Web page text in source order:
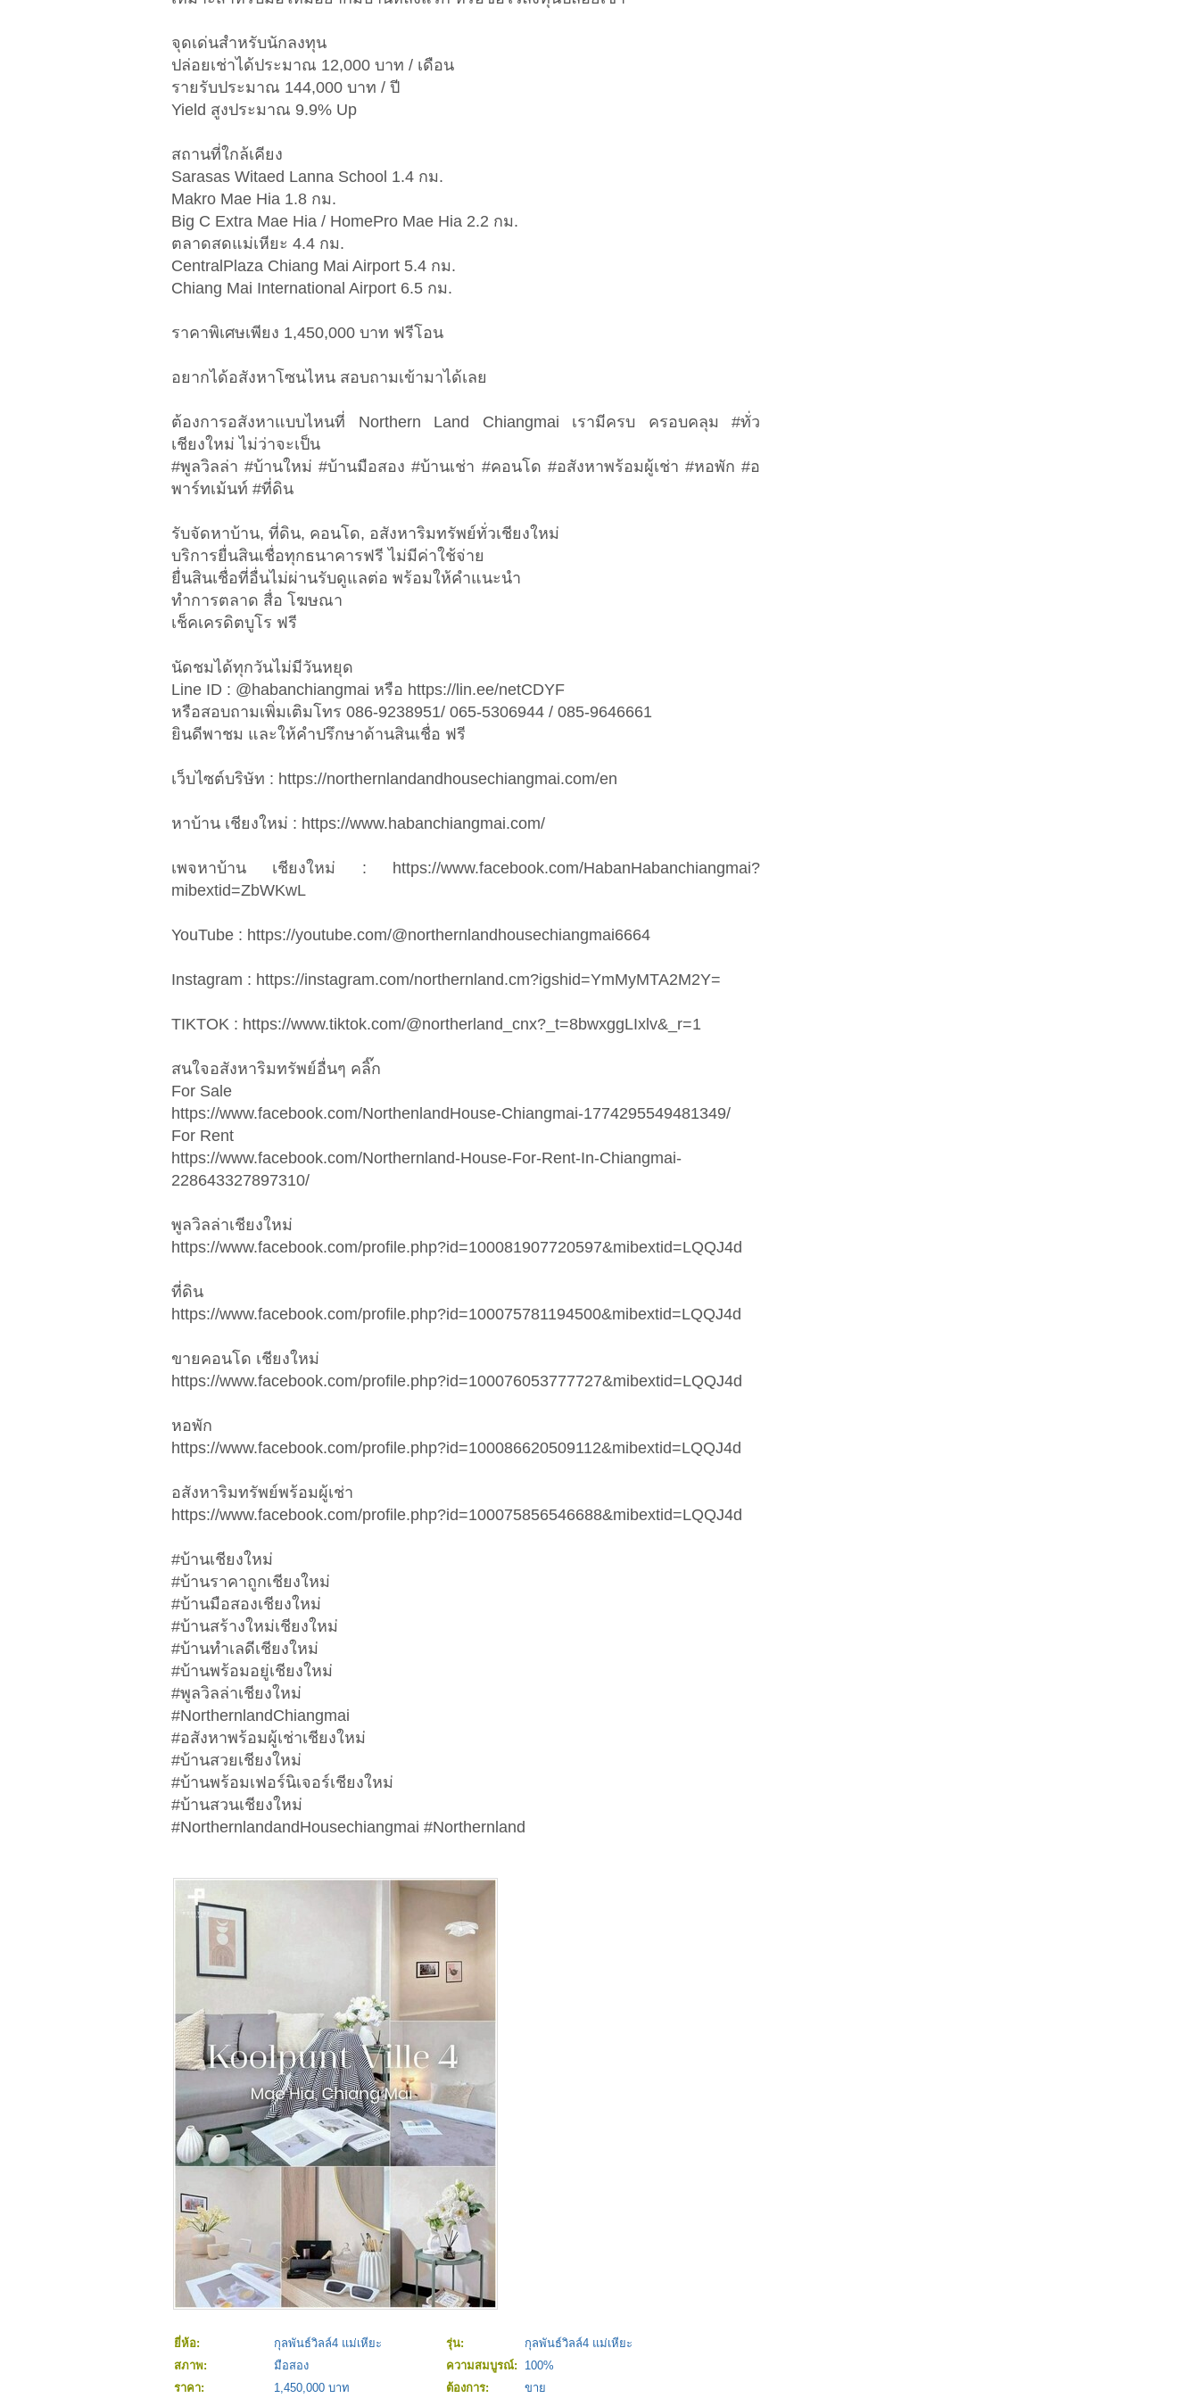
จุดเด่นสำหรับนักลงทุน
ปล่อยเช่าได้ประมาณ 12,000 บาท / เดือน
รายรับประมาณ 144,000 บาท / ปี
Yield สูงประมาณ 9.9% Up
สถานที่ใกล้เคียง
Sarasas Witaed Lanna School 1.4 กม.
Makro Mae Hia 1.8 กม.
Big C Extra Mae Hia / HomePro Mae Hia 2.2 กม.
ตลาดสดแม่เหียะ 4.4 กม.
CentralPlaza Chiang Mai Airport 5.4 กม.
Chiang Mai International Airport 6.5 กม.
ราคาพิเศษเพียง 1,450,000 บาท ฟรีโอน
อยากได้อสังหาโซนไหน สอบถามเข้ามาได้เลย
ต้องการอสังหาแบบไหนที่ Northern Land Chiangmai เรามีครบ ครอบคลุม #ทั่ว
เชียงใหม่ ไม่ว่าจะเป็น
#พูลวิลล่า #บ้านใหม่ #บ้านมือสอง #บ้านเช่า #คอนโด #อสังหาพร้อมผู้เช่า #หอพัก #อ
พาร์ทเม้นท์ #ที่ดิน
รับจัดหาบ้าน, ที่ดิน, คอนโด, อสังหาริมทรัพย์ทั่วเชียงใหม่
บริการยื่นสินเชื่อทุกธนาคารฟรี ไม่มีค่าใช้จ่าย
ยื่นสินเชื่อที่อื่นไม่ผ่านรับดูแลต่อ พร้อมให้คำแนะนำ
ทำการตลาด สื่อ โฆษณา
เช็คเครดิตบูโร ฟรี
นัดชมได้ทุกวันไม่มีวันหยุด
Line ID : @habanchiangmai หรือ https://lin.ee/netCDYF
หรือสอบถามเพิ่มเติมโทร 086-9238951/ 065-5306944 / 085-9646661
ยินดีพาชม และให้คำปรึกษาด้านสินเชื่อ ฟรี
เว็บไซต์บริษัท : https://northernlandandhousechiangmai.com/en
หาบ้าน เชียงใหม่ : https://www.habanchiangmai.com/
เพจหาบ้าน เชียงใหม่ : https://www.facebook.com/HabanHabanchiangmai?
mibextid=ZbWKwL
YouTube : https://youtube.com/@northernlandhousechiangmai6664
Instagram : https://instagram.com/northernland.cm?igshid=YmMyMTA2M2Y=
TIKTOK : https://www.tiktok.com/@northerland_cnx?_t=8bwxggLIxlv&_r=1
สนใจอสังหาริมทรัพย์อื่นๆ คลิ๊ก
For Sale
https://www.facebook.com/NorthenlandHouse-Chiangmai-1774295549481349/
For Rent
https://www.facebook.com/Northernland-House-For-Rent-In-Chiangmai-
228643327897310/
พูลวิลล่าเชียงใหม่
https://www.facebook.com/profile.php?id=100081907720597&mibextid=LQQJ4d
ที่ดิน
https://www.facebook.com/profile.php?id=100075781194500&mibextid=LQQJ4d
ขายคอนโด เชียงใหม่
https://www.facebook.com/profile.php?id=100076053777727&mibextid=LQQJ4d
หอพัก
https://www.facebook.com/profile.php?id=100086620509112&mibextid=LQQJ4d
อสังหาริมทรัพย์พร้อมผู้เช่า
https://www.facebook.com/profile.php?id=100075856546688&mibextid=LQQJ4d
#บ้านเชียงใหม่
#บ้านราคาถูกเชียงใหม่
#บ้านมือสองเชียงใหม่
#บ้านสร้างใหม่เชียงใหม่
#บ้านทำเลดีเชียงใหม่
#บ้านพร้อมอยู่เชียงใหม่
#พูลวิลล่าเชียงใหม่
#NorthernlandChiangmai
#อสังหาพร้อมผู้เช่าเชียงใหม่
#บ้านสวยเชียงใหม่
#บ้านพร้อมเฟอร์นิเจอร์เชียงใหม่
#บ้านสวนเชียงใหม่
#NorthernlandandHousechiangmai #Northernland
ยี่ห้อ: กุลพันธ์วิลล์4 แม่เหียะ รุ่น:
กุลพันธ์วิลล์4 แม่เหียะ
สภาพ:
มือสอง ความสมบูรณ์:
100%
ราคา:
1,450,000 บาท ต้องการ: ขาย